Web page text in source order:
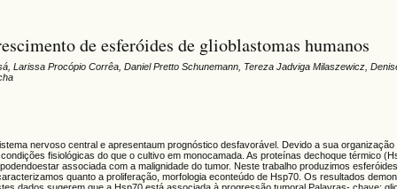
de esferóides de glioblastomas humanos
Larissa Procópio Corrêa, Daniel Pretto Schunemann, Tereza Jadviga Milaszewicz,
nervoso central e apresentaum prognóstico desfavorável. Devido a sua
fisiológicas do que o cultivo em monocamada. As proteínas dechoque térmico
associada com a malignidade do tumor. Neste trabalho produzimos
quanto a proliferação, morfologia econteúdo de Hsp70. Os resultados